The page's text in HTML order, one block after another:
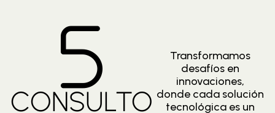
CONSULTO
Transformamos
desafíos en
innovaciones,
donde cada solución
tecnológica es un